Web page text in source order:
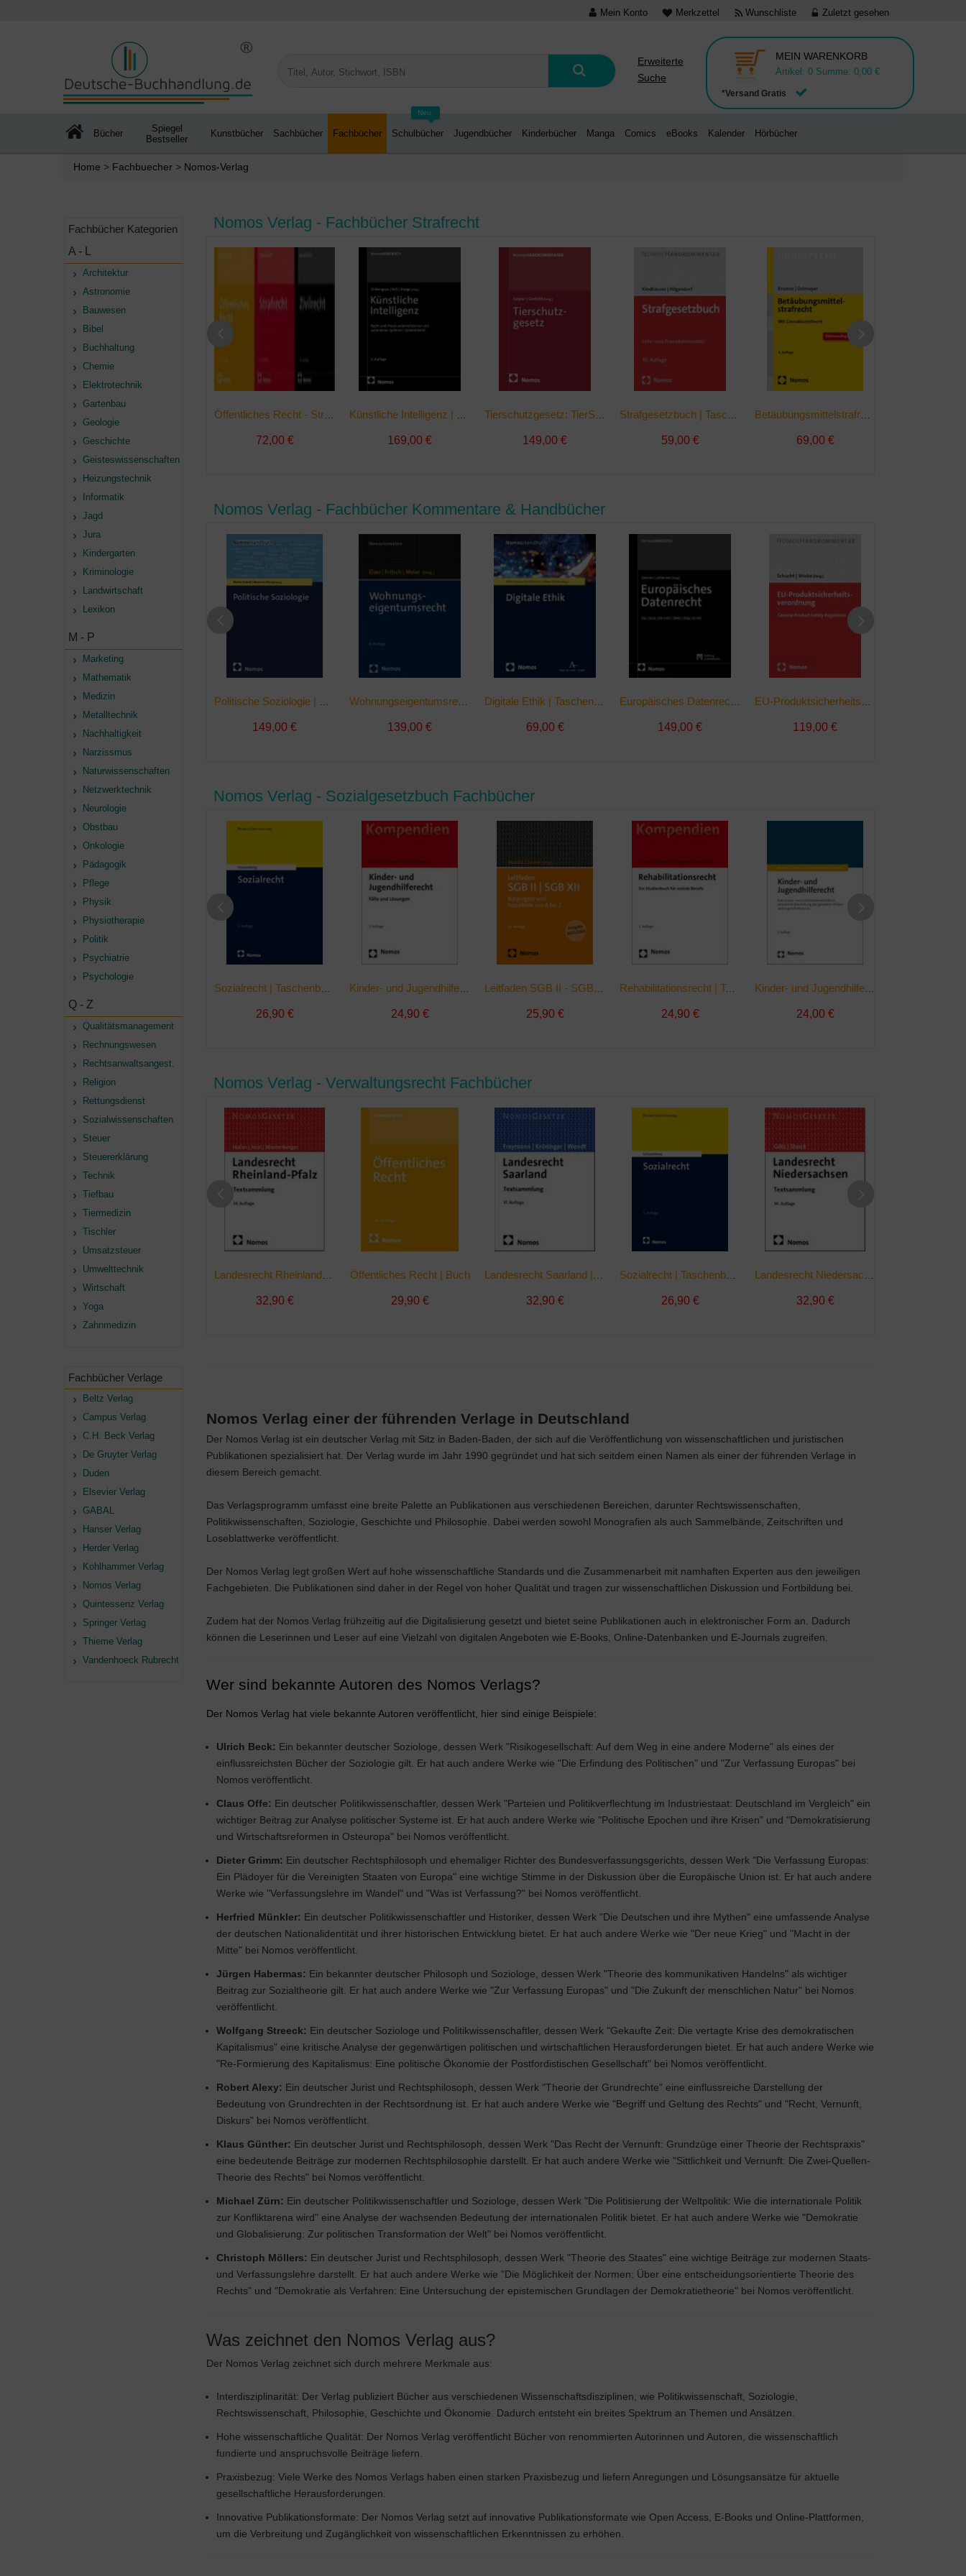
Mein Konto Merkzettel Wunschliste Zuletzt gesehen
Erweiterte
Suche
*Versand Gratis
MEIN WARENKORB
Artikel: 0 Summe: 0,00 €
Bücher
Spiegel
Bestseller
Kunstbücher Sachbücher Fachbücher
Neu
Schulbücher Jugendbücher Kinderbücher Manga Comics eBooks Kalender Hörbücher
Home > Fachbuecher > Nomos-Verlag
Fachbücher Kategorien
A - L
Architektur
Astronomie
Bauwesen
Bibel
Buchhaltung
Chemie
Elektrotechnik
Gartenbau
Geologie
Geschichte
Geisteswissenschaften
Heizungstechnik
Informatik
Jagd
Jura
Kindergarten
Kriminologie
Landwirtschaft
Lexikon
M - P
Marketing
Mathematik
Medizin
Metalltechnik
Nachhaltigkeit
Narzissmus
Naturwissenschaften
Netzwerktechnik
Neurologie
Obstbau
Onkologie
Pädagogik
Pflege
Physik
Physiotherapie
Politik
Psychiatrie
Psychologie
Q - Z
Qualitätsmanagement
Rechnungswesen
Rechtsanwaltsangest.
Religion
Rettungsdienst
Sozialwissenschaften
Steuer
Steuererklärung
Technik
Tiefbau
Tiermedizin
Tischler
Umsatzsteuer
Umwelttechnik
Wirtschaft
Yoga
Zahnmedizin
Fachbücher Verlage
Beltz Verlag
Campus Verlag
C.H. Beck Verlag
De Gruyter Verlag
Duden
Elsevier Verlag
GABAL
Hanser Verlag
Herder Verlag
Kohlhammer Verlag
Nomos Verlag
Quintessenz Verlag
Springer Verlag
Thieme Verlag
Vandenhoeck Rubrecht
Nomos Verlag - Fachbücher Strafrecht
72,00 € 169,00 € 149,00 € 59,00 € 69,00 €
Nomos Verlag - Fachbücher Kommentare & Handbücher
149,00 € 139,00 € 69,00 € 149,00 € 119,00 €
Nomos Verlag - Sozialgesetzbuch Fachbücher
26,90 € 24,90 € 25,90 €
Rehabilitationsrecht | Taschenbuch
24,90 € 24,00 €
Nomos Verlag - Verwaltungsrecht Fachbücher
32,90 €
Öffentliches Recht | Buch
29,90 € 32,90 € 26,90 € 32,90 €
Nomos Verlag einer der führenden Verlage in Deutschland
Der Nomos Verlag ist ein deutscher Verlag mit Sitz in Baden-Baden, der sich auf die Veröffentlichung von wissenschaftlichen und juristischen
Publikationen spezialisiert hat. Der Verlag wurde im Jahr 1990 gegründet und hat sich seitdem einen Namen als einer der führenden Verlage in
diesem Bereich gemacht.
Das Verlagsprogramm umfasst eine breite Palette an Publikationen aus verschiedenen Bereichen, darunter Rechtswissenschaften,
Politikwissenschaften, Soziologie, Geschichte und Philosophie. Dabei werden sowohl Monografien als auch Sammelbände, Zeitschriften und
Loseblattwerke veröffentlicht.
Der Nomos Verlag legt großen Wert auf hohe wissenschaftliche Standards und die Zusammenarbeit mit namhaften Experten aus den jeweiligen
Fachgebieten. Die Publikationen sind daher in der Regel von hoher Qualität und tragen zur wissenschaftlichen Diskussion und Fortbildung bei.
Zudem hat der Nomos Verlag frühzeitig auf die Digitalisierung gesetzt und bietet seine Publikationen auch in elektronischer Form an. Dadurch
können die Leserinnen und Leser auf eine Vielzahl von digitalen Angeboten wie E-Books, Online-Datenbanken und E-Journals zugreifen.
Wer sind bekannte Autoren des Nomos Verlags?
Der Nomos Verlag hat viele bekannte Autoren veröffentlicht, hier sind einige Beispiele:
Ulrich Beck: Ein bekannter deutscher Soziologe, dessen Werk "Risikogesellschaft: Auf dem Weg in eine andere Moderne" als eines der
einflussreichsten Bücher der Soziologie gilt. Er hat auch andere Werke wie "Die Erfindung des Politischen" und "Zur Verfassung Europas" bei
Nomos veröffentlicht.
Claus Offe: Ein deutscher Politikwissenschaftler, dessen Werk "Parteien und Politikverflechtung im Industriestaat: Deutschland im Vergleich" ein
wichtiger Beitrag zur Analyse politischer Systeme ist. Er hat auch andere Werke wie "Politische Epochen und ihre Krisen" und "Demokratisierung
und Wirtschaftsreformen in Osteuropa" bei Nomos veröffentlicht.
Dieter Grimm: Ein deutscher Rechtsphilosoph und ehemaliger Richter des Bundesverfassungsgerichts, dessen Werk "Die Verfassung Europas:
Ein Plädoyer für die Vereinigten Staaten von Europa" eine wichtige Stimme in der Diskussion über die Europäische Union ist. Er hat auch andere
Werke wie "Verfassungslehre im Wandel" und "Was ist Verfassung?" bei Nomos veröffentlicht.
Herfried Münkler: Ein deutscher Politikwissenschaftler und Historiker, dessen Werk "Die Deutschen und ihre Mythen" eine umfassende Analyse
der deutschen Nationalidentität und ihrer historischen Entwicklung bietet. Er hat auch andere Werke wie "Der neue Krieg" und "Macht in der
Mitte" bei Nomos veröffentlicht.
Jürgen Habermas: Ein bekannter deutscher Philosoph und Soziologe, dessen Werk "Theorie des kommunikativen Handelns" als wichtiger
Beitrag zur Sozialtheorie gilt. Er hat auch andere Werke wie "Zur Verfassung Europas" und "Die Zukunft der menschlichen Natur" bei Nomos
veröffentlicht.
Wolfgang Streeck: Ein deutscher Soziologe und Politikwissenschaftler, dessen Werk "Gekaufte Zeit: Die vertagte Krise des demokratischen
Kapitalismus" eine kritische Analyse der gegenwärtigen politischen und wirtschaftlichen Herausforderungen bietet. Er hat auch andere Werke wie
"Re-Formierung des Kapitalismus: Eine politische Ökonomie der Postfordistischen Gesellschaft" bei Nomos veröffentlicht.
Robert Alexy: Ein deutscher Jurist und Rechtsphilosoph, dessen Werk "Theorie der Grundrechte" eine einflussreiche Darstellung der
Bedeutung von Grundrechten in der Rechtsordnung ist. Er hat auch andere Werke wie "Begriff und Geltung des Rechts" und "Recht, Vernunft,
Diskurs" bei Nomos veröffentlicht.
Klaus Günther: Ein deutscher Jurist und Rechtsphilosoph, dessen Werk "Das Recht der Vernunft: Grundzüge einer Theorie der Rechtspraxis"
eine bedeutende Beiträge zur modernen Rechtsphilosophie darstellt. Er hat auch andere Werke wie "Sittlichkeit und Vernunft: Die Zwei-Quellen-
Theorie des Rechts" bei Nomos veröffentlicht.
Michael Zürn: Ein deutscher Politikwissenschaftler und Soziologe, dessen Werk "Die Politisierung der Weltpolitik: Wie die internationale Politik
zur Konfliktarena wird" eine Analyse der wachsenden Bedeutung der internationalen Politik bietet. Er hat auch andere Werke wie "Demokratie
und Globalisierung: Zur politischen Transformation der Welt" bei Nomos veröffentlicht.
Christoph Möllers: Ein deutscher Jurist und Rechtsphilosoph, dessen Werk "Theorie des Staates" eine wichtige Beiträge zur modernen Staats-
und Verfassungslehre darstellt. Er hat auch andere Werke wie "Die Möglichkeit der Normen: Über eine entscheidungsorientierte Theorie des
Rechts" und "Demokratie als Verfahren: Eine Untersuchung der epistemischen Grundlagen der Demokratietheorie" bei Nomos veröffentlicht.
Was zeichnet den Nomos Verlag aus?
Der Nomos Verlag zeichnet sich durch mehrere Merkmale aus:
Interdisziplinarität: Der Verlag publiziert Bücher aus verschiedenen Wissenschaftsdisziplinen, wie Politikwissenschaft, Soziologie,
Rechtswissenschaft, Philosophie, Geschichte und Ökonomie. Dadurch entsteht ein breites Spektrum an Themen und Ansätzen.
Hohe wissenschaftliche Qualität: Der Nomos Verlag veröffentlicht Bücher von renommierten Autorinnen und Autoren, die wissenschaftlich
fundierte und anspruchsvolle Beiträge liefern.
Praxisbezug: Viele Werke des Nomos Verlags haben einen starken Praxisbezug und liefern Anregungen und Lösungsansätze für aktuelle
gesellschaftliche Herausforderungen.
Innovative Publikationsformate: Der Nomos Verlag setzt auf innovative Publikationsformate wie Open Access, E-Books und Online-Plattformen,
um die Verbreitung und Zugänglichkeit von wissenschaftlichen Erkenntnissen zu erhöhen.